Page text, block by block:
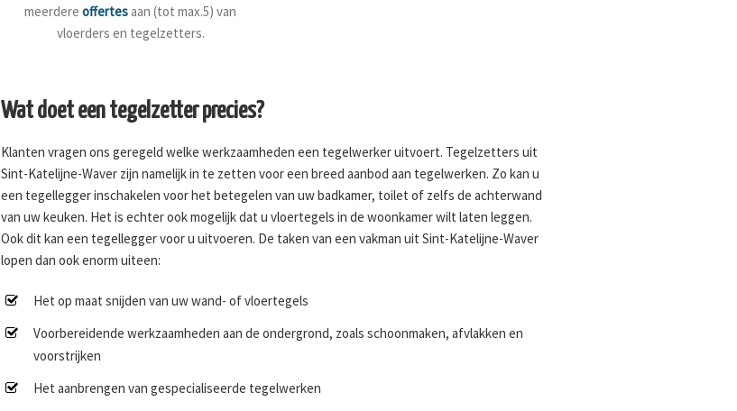
meerdereoffertes aan (tot max.5) van
vloerders en tegelzetters.
Wat doet een tegelzetter precies?
Klanten vragen ons geregeld welke werkzaamheden een tegelwerker uitvoert. Tegelzetters uit
Sint-Katelijne-Waver zijn namelijk in te zetten voor een breed aanbod aan tegelwerken. Zo kan u
een tegellegger inschakelen voor het betegelen van uw badkamer, toilet of zelfs de achterwand
van uw keuken. Het is echter ook mogelijk dat u vloertegels in de woonkamer wilt laten leggen.
Ook dit kan een tegellegger voor u uitvoeren. De taken van een vakman uit Sint-Katelijne-Waver
lopen dan ook enorm uiteen:
Het op maat snijden van uw wand- of vloertegels
Voorbereidende werkzaamheden aan de ondergrond, zoals schoonmaken, afvlakken en
voorstrijken
Het aanbrengen van gespecialiseerde tegelwerken